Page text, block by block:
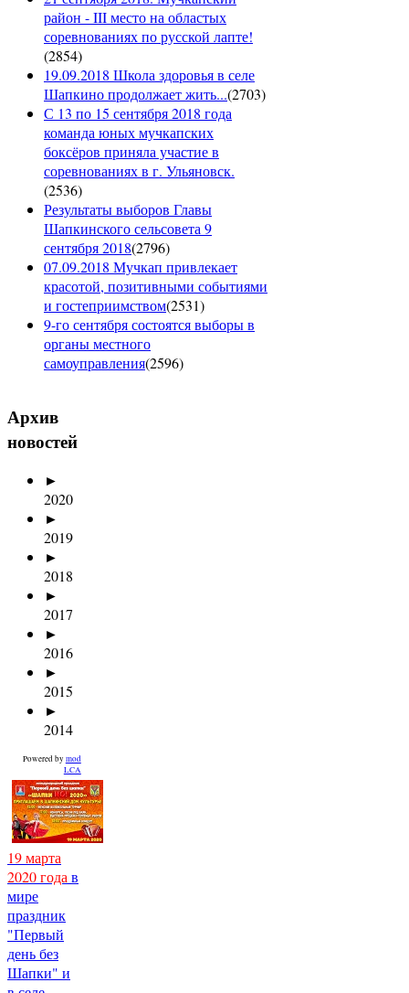
район - III место на областых
соревнованиях по русской лапте!
(2854)
19.09.2018 Школа здоровья в селе
Шапкино продолжает жить...(2703)
С 13 по 15 сентября 2018 года
команда юных мучкапских
боксёров приняла участие в
соревнованиях в г. Ульяновск.
(2536)
Результаты выборов Главы
Шапкинского сельсовета 9
сентября 2018(2796)
07.09.2018 Мучкап привлекает
красотой, позитивными событиями
и гостеприимством(2531)
9-го сентября состоятся выборы в
органы местного
самоуправления(2596)
Архив
новостей
►
2020
►
2019
►
2018
►
2017
►
2016
►
2015
►
2014
Powered by mod
LCA
19 марта
2020 годав
мире
праздник
"Первый
день без
Шапки" и